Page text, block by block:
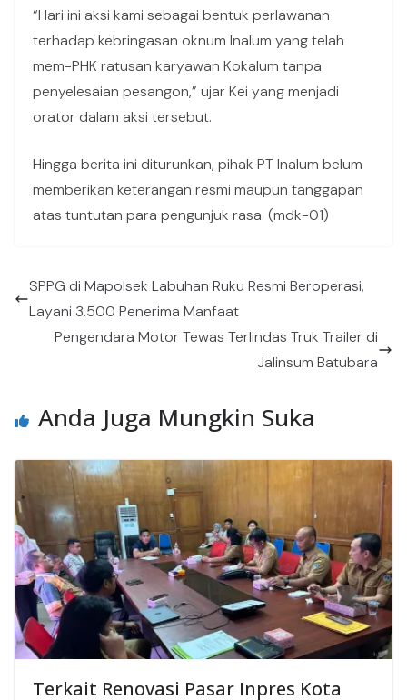
“Hari ini aksi kami sebagai bentuk perlawanan
terhadap kebringasan oknum Inalum yang telah
mem-PHK ratusan karyawan Kokalum tanpa
penyelesaian pesangon,” ujar Kei yang menjadi
orator dalam aksi tersebut.
Hingga berita ini diturunkan, pihak PT Inalum belum
memberikan keterangan resmi maupun tanggapan
atas tuntutan para pengunjuk rasa. (mdk-01)
SPPG di Mapolsek Labuhan Ruku Resmi Beroperasi,
Layani 3.500 Penerima Manfaat
Pengendara Motor Tewas Terlindas Truk Trailer di
Jalinsum Batubara
Anda Juga Mungkin Suka
Terkait Renovasi Pasar Inpres Kota